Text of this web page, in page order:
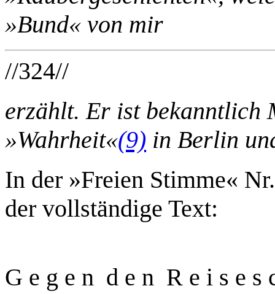
»Bund« von mir
//324//
erzählt. Er ist bekanntlich
»Wahrheit«(9) in Berlin
In der »Freien Stimme«
der vollständige Text:
G e g e n d e n R e i s e